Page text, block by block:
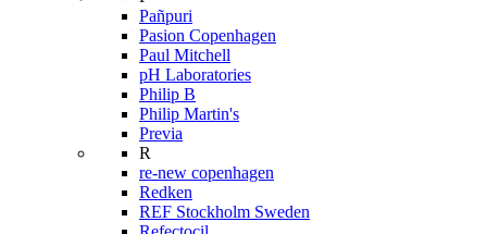
Pañpuri
Pasion Copenhagen
Paul Mitchell
pH Laboratories
Philip B
Philip Martin's
Previa
R
re-new copenhagen
Redken
REF Stockholm Sweden